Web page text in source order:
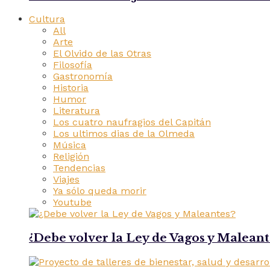
Cultura
All
Arte
El Olvido de las Otras
Filosofía
Gastronomía
Historia
Humor
Literatura
Los cuatro naufragios del Capitán
Los ultimos dias de la Olmeda
Música
Religión
Tendencias
Viajes
Ya sólo queda morir
Youtube
¿Debe volver la Ley de Vagos y